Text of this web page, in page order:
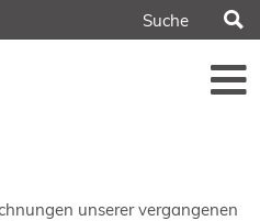
unserer vergangenen